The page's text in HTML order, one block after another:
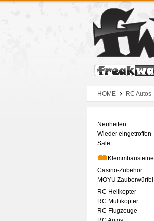
Zum Hauptmenue
Zum Seiteninhalt
Zum Warenkob
HOME RC Autos
Neuheiten
Wieder eingetroffen
Sale
Klemmbausteine
Casino-Zubehör
MOYU Zauberwürfel
RC Helikopter
RC Multikopter
RC Flugzeuge